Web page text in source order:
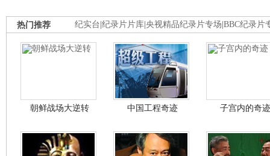
纪实台 纪录片片库 央视精品纪录片专场 BBC纪录片
热门推荐
朝鲜战场大逆转 中国工程奇迹 子宫内的奇迹